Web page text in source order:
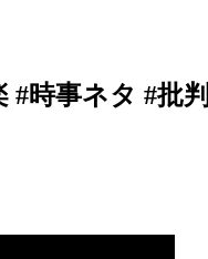
#時事ネタ #批